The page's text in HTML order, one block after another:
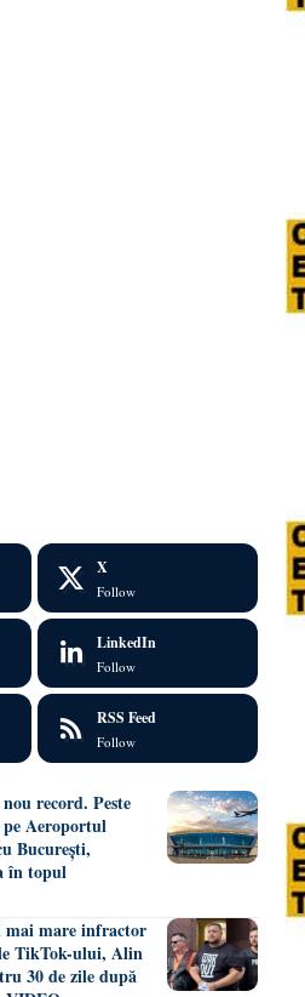
X
Follow
LinkedIn
Follow
RSS Feed
Follow
record. Peste
pe Aeroportul
București,
în topul
mai mare infractor
TikTok-ului, Alin
30 de zile după